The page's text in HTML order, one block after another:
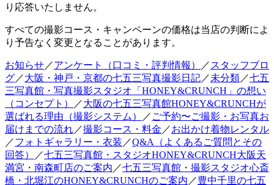
り応答いたしません。
すべての撮影コース・キャンペーンの価格は当店の判断によ
り予告なく変更となることがあります。
お知らせ／アンケート（口コミ・評判情報） ／ スタッフブロ
グ／大阪・神戸・京都の七五三写真撮影日記／未分類／七五
三写真館・写真撮影スタジオ「HONEY&CRUNCH」の想い
（コンセプト）
／大阪の七五三写真館HONEY&CRUNCHが
選ばれる理由（撮影システム）
／ ご予約〜ご撮影・お写真お
届けまでの流れ／撮影コース・料金 ／お出かけ着物レンタル
／フォトギャラリー・衣装 ／Q&A（よくあるご質問とその
回答）
／七五三写真館・スタジオHONEY&CRUNCH大阪天
満宮・南森町店のご案内 ／七五三写真館・撮影スタジオ心斎
橋・北堀江のHONEY&CRUNCHのご案内 ／豊中千里の七五